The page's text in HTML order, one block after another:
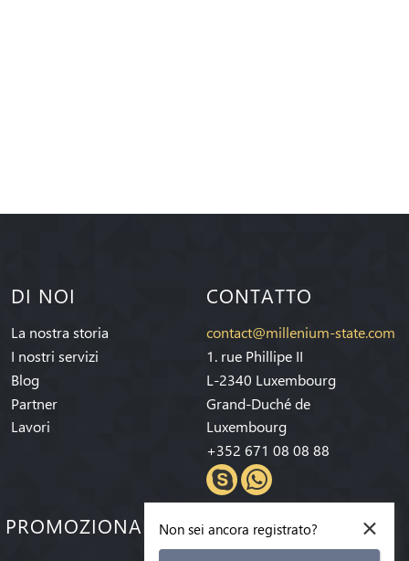
DI NOI
La nostra storia
I nostri servizi
Blog
Partner
Lavori
CONTATTO
contact@millenium-state.com
1. rue Phillipe II
L-2340 Luxembourg
Grand-Duché de
Luxembourg
+352 671 08 08 88
PROMOZIONALI! ×
Non sei ancora registrato?